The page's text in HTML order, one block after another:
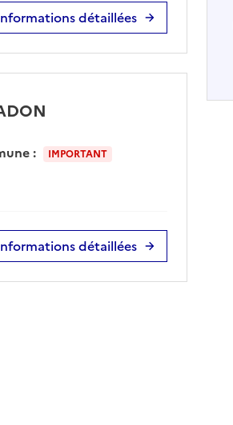
détaillées
: IMPORTANT
détaillées